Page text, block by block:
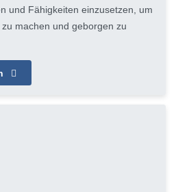
und Fähigkeiten einzusetzen, um
machen und geborgen zu